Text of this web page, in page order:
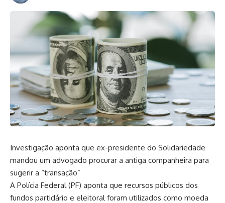
Investigação aponta que ex-presidente do Solidariedade
mandou um advogado procurar a antiga companheira para
sugerir a “transação”
A Polícia Federal (PF) aponta que recursos públicos dos
fundos partidário e eleitoral foram utilizados como moeda